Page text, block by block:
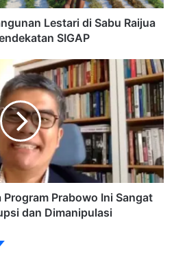
Lestari di Sabu Raijua
SIGAP
Prabowo Ini Sangat
dan Dimanipulasi